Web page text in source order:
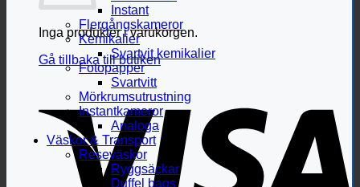
Inga produkter i varukorgen.
Gå tillbaka till butiken
Instant
Flergångskameror
Kemikalier
Svartvit kemikalier
Fotopapper
Svartvitt
Mörkrumsutrustning
Instantkameror
Analoga
Väskor & Transport
Reseväskor
Ryggsäckar
Duffel bags